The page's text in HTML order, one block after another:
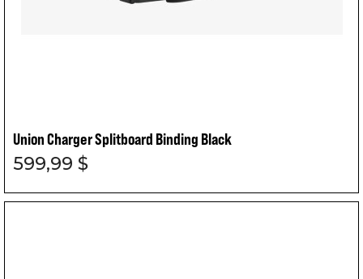
Union Charger Splitboard Binding Black
599,99 $